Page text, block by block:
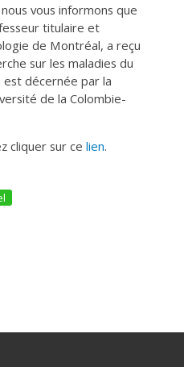
vous informons que
titulaire et
de Montréal, a reçu
sur les maladies du
décernée par la
de la Colombie-
cliquer sur celien.